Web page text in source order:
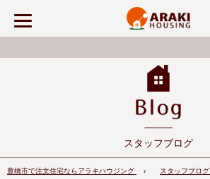
スタッフブログ
豊橋市で注文住宅ならアラキハウジング スタッフブログ